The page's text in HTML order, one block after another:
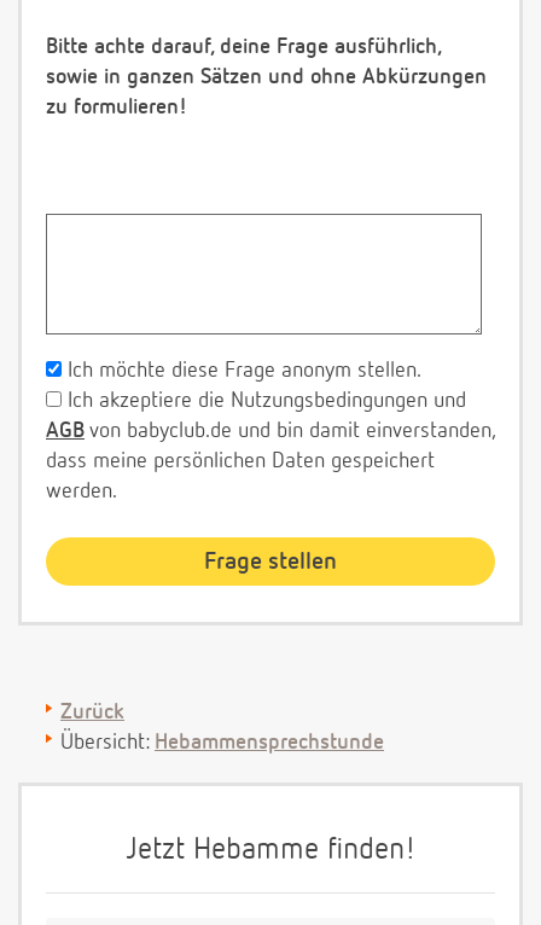
Bitte achte darauf, deine Frage ausführlich,
sowie in ganzen Sätzen und ohne Abkürzungen
zu formulieren!
Ich möchte diese Frage anonym stellen.
Ich akzeptiere die Nutzungsbedingungen und
AGB von babyclub.de und bin damit einverstanden,
dass meine persönlichen Daten gespeichert
werden.
Zurück
Übersicht: Hebammensprechstunde
Jetzt Hebamme finden!